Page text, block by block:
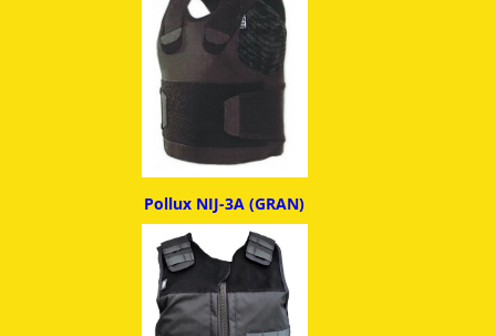
Pollux NIJ-3A (GRAN)